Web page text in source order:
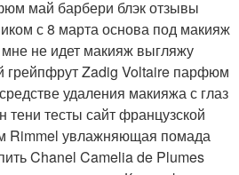
май барбери блэк отзывы
с 8 марта основа под макияж
не идет макияж выгляжу
грейпфрут Zadig Voltaire парфюм
удаления макияжа с глаз
тени тесты сайт французской
Rimmel увлажняющая помада
Chanel Camelia de Plumes